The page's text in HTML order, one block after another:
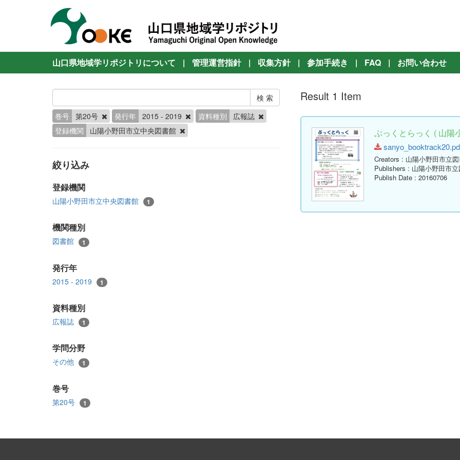
山口県地域学リポジトリについて | 管理運営指針 | 収集方針 | 参加手続き | FAQ | お問い合わせ
巻号 第20号 発行年 2015 - 2019 資料種別
広報誌
登録機関
山陽小野田市立中央図書館
絞り込み
登録機関
山陽小野田市立中央図書館 1
機関種別
図書館 1
発行年
2015 - 2019 1
資料種別
広報誌 1
学問分野
その他 1
巻号
第20号 1
Result 1 Item
ぶっくとらっく ( 山陽
Creators : 山陽小野田市立
Publishers : 山陽小野田市
Publish Date : 20160706